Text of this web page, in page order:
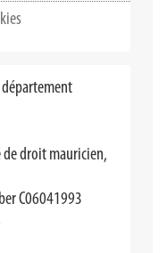
de droit mauricien,
C06041993